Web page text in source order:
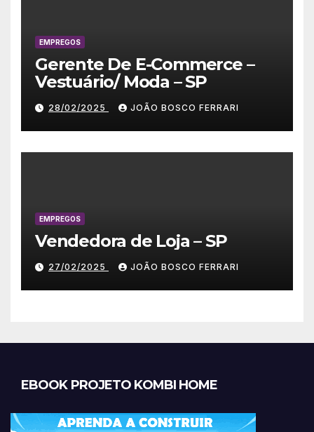
EMPREGOS
Gerente De E-Commerce –
Vestuário/ Moda – SP
28/02/2025 JOÃO BOSCO FERRARI
EMPREGOS
Vendedora de Loja – SP
27/02/2025 JOÃO BOSCO FERRARI
EBOOK PROJETO KOMBI HOME